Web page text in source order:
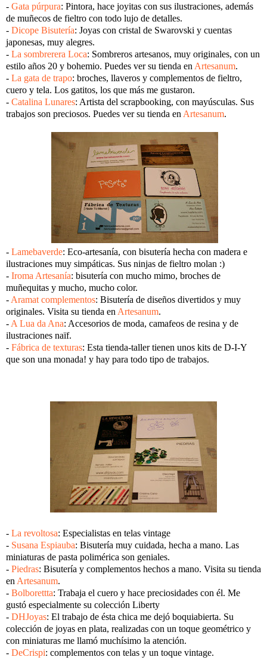
- Gata púrpura: Pintora, hace joyitas con sus ilustraciones, además
de muñecos de fieltro con todo lujo de detalles.
- Dicope Bisutería: Joyas con cristal de Swarovski y cuentas
japonesas, muy alegres.
- La sombrerera Loca: Sombreros artesanos, muy originales, con un
estilo años 20 y bohemio. Puedes ver su tienda en Artesanum.
- La gata de trapo: broches, llaveros y complementos de fieltro,
cuero y tela. Los gatitos, los que más me gustaron.
- Catalina Lunares: Artista del scrapbooking, con mayúsculas. Sus
trabajos son preciosos. Puedes ver su tienda en Artesanum.
- Lamebaverde: Eco-artesanía, con bisutería hecha con madera e
ilustraciones muy simpáticas. Sus ninjas de fieltro molan :)
- Iroma Artesanía: bisutería con mucho mimo, broches de
muñequitas y mucho, mucho color.
- Aramat complementos: Bisutería de diseños divertidos y muy
originales. Visita su tienda en Artesanum.
- A Lua da Ana: Accesorios de moda, camafeos de resina y de
ilustraciones naïf.
- Fábrica de texturas: Esta tienda-taller tienen unos kits de D-I-Y
que son una monada! y hay para todo tipo de trabajos.
- La revoltosa: Especialistas en telas vintage
- Susana Espiauba: Bisutería muy cuidada, hecha a mano. Las
miniaturas de pasta polimérica son geniales.
- Piedras: Bisutería y complementos hechos a mano. Visita su tienda
en Artesanum.
- Bolborettta: Trabaja el cuero y hace preciosidades con él. Me
gustó especialmente su colección Liberty
- DHJoyas: El trabajo de ésta chica me dejó boquiabierta. Su
colección de joyas en plata, realizadas con un toque geométrico y
con miniaturas me llamó muchísimo la atención.
- DeCrispi: complementos con telas y un toque vintage.